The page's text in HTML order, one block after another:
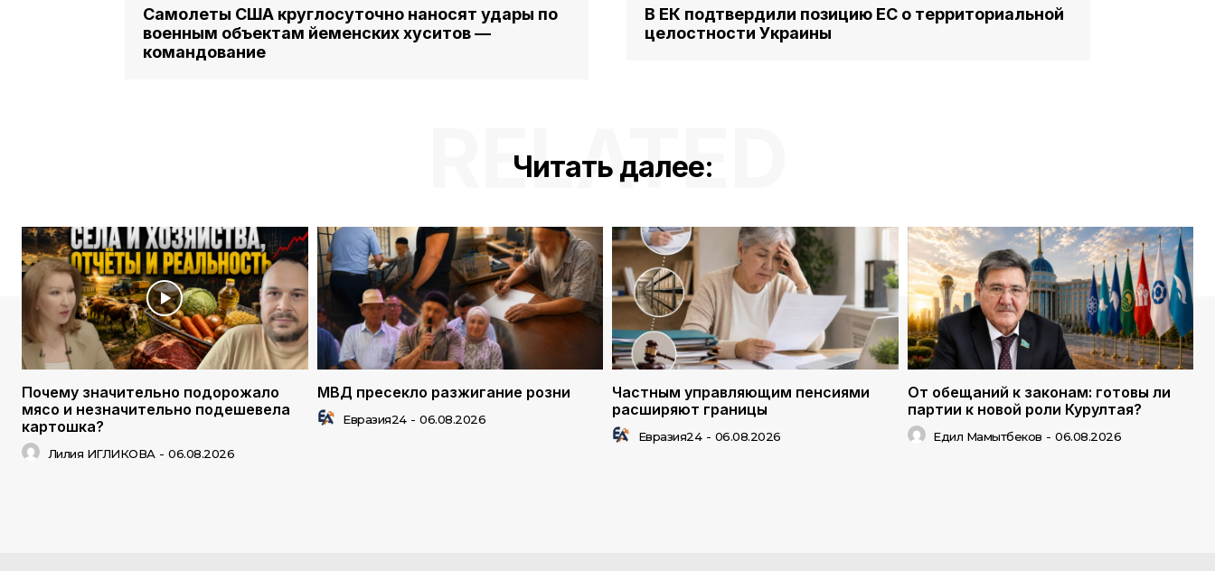
Самолеты США круглосуточно наносят удары по
военным объектам йеменских хуситов —
командование
В ЕК подтвердили позицию ЕС о территориальной
целостности Украины
Читать далее:
RELATED
Почему значительно подорожало
мясо и незначительно подешевела
картошка?
Лилия ИГЛИКОВА - 06.08.2026
МВД пресекло разжигание розни
Евразия24 - 06.08.2026
Частным управляющим пенсиями
расширяют границы
Евразия24 - 06.08.2026
От обещаний к законам: готовы ли
партии к новой роли Курултая?
Едил Мамытбеков - 06.08.2026